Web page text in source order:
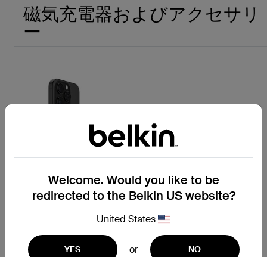
磁気充電器およびアクセサリ
ー
薄型マグネット式モバイルバ
ッテリー5K
Welcome. Would you like to be
redirected to the Belkin US website?
United States
YES or NO